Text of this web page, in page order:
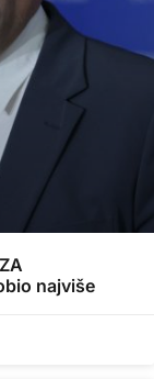
najviše